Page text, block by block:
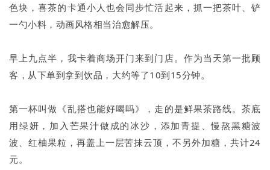
色块，喜茶的卡通小人也会同步忙活起来，抓一把茶叶、铲
一勺小料，动画风格相当治愈解压。
早上九点半，我卡着商场开门来到门店。作为当天第一批顾
客，从下单到拿到饮品，大约等了10到15分钟。
第一杯叫做《乱搭也能好喝吗》，走的是鲜果茶路线。茶底
用绿妍，加入芒果汁做成的冰沙，添加青提、慢熬黑糖波
波、红柚果粒，再盖上一层苦抹云顶，不另外加糖，共计24
元。